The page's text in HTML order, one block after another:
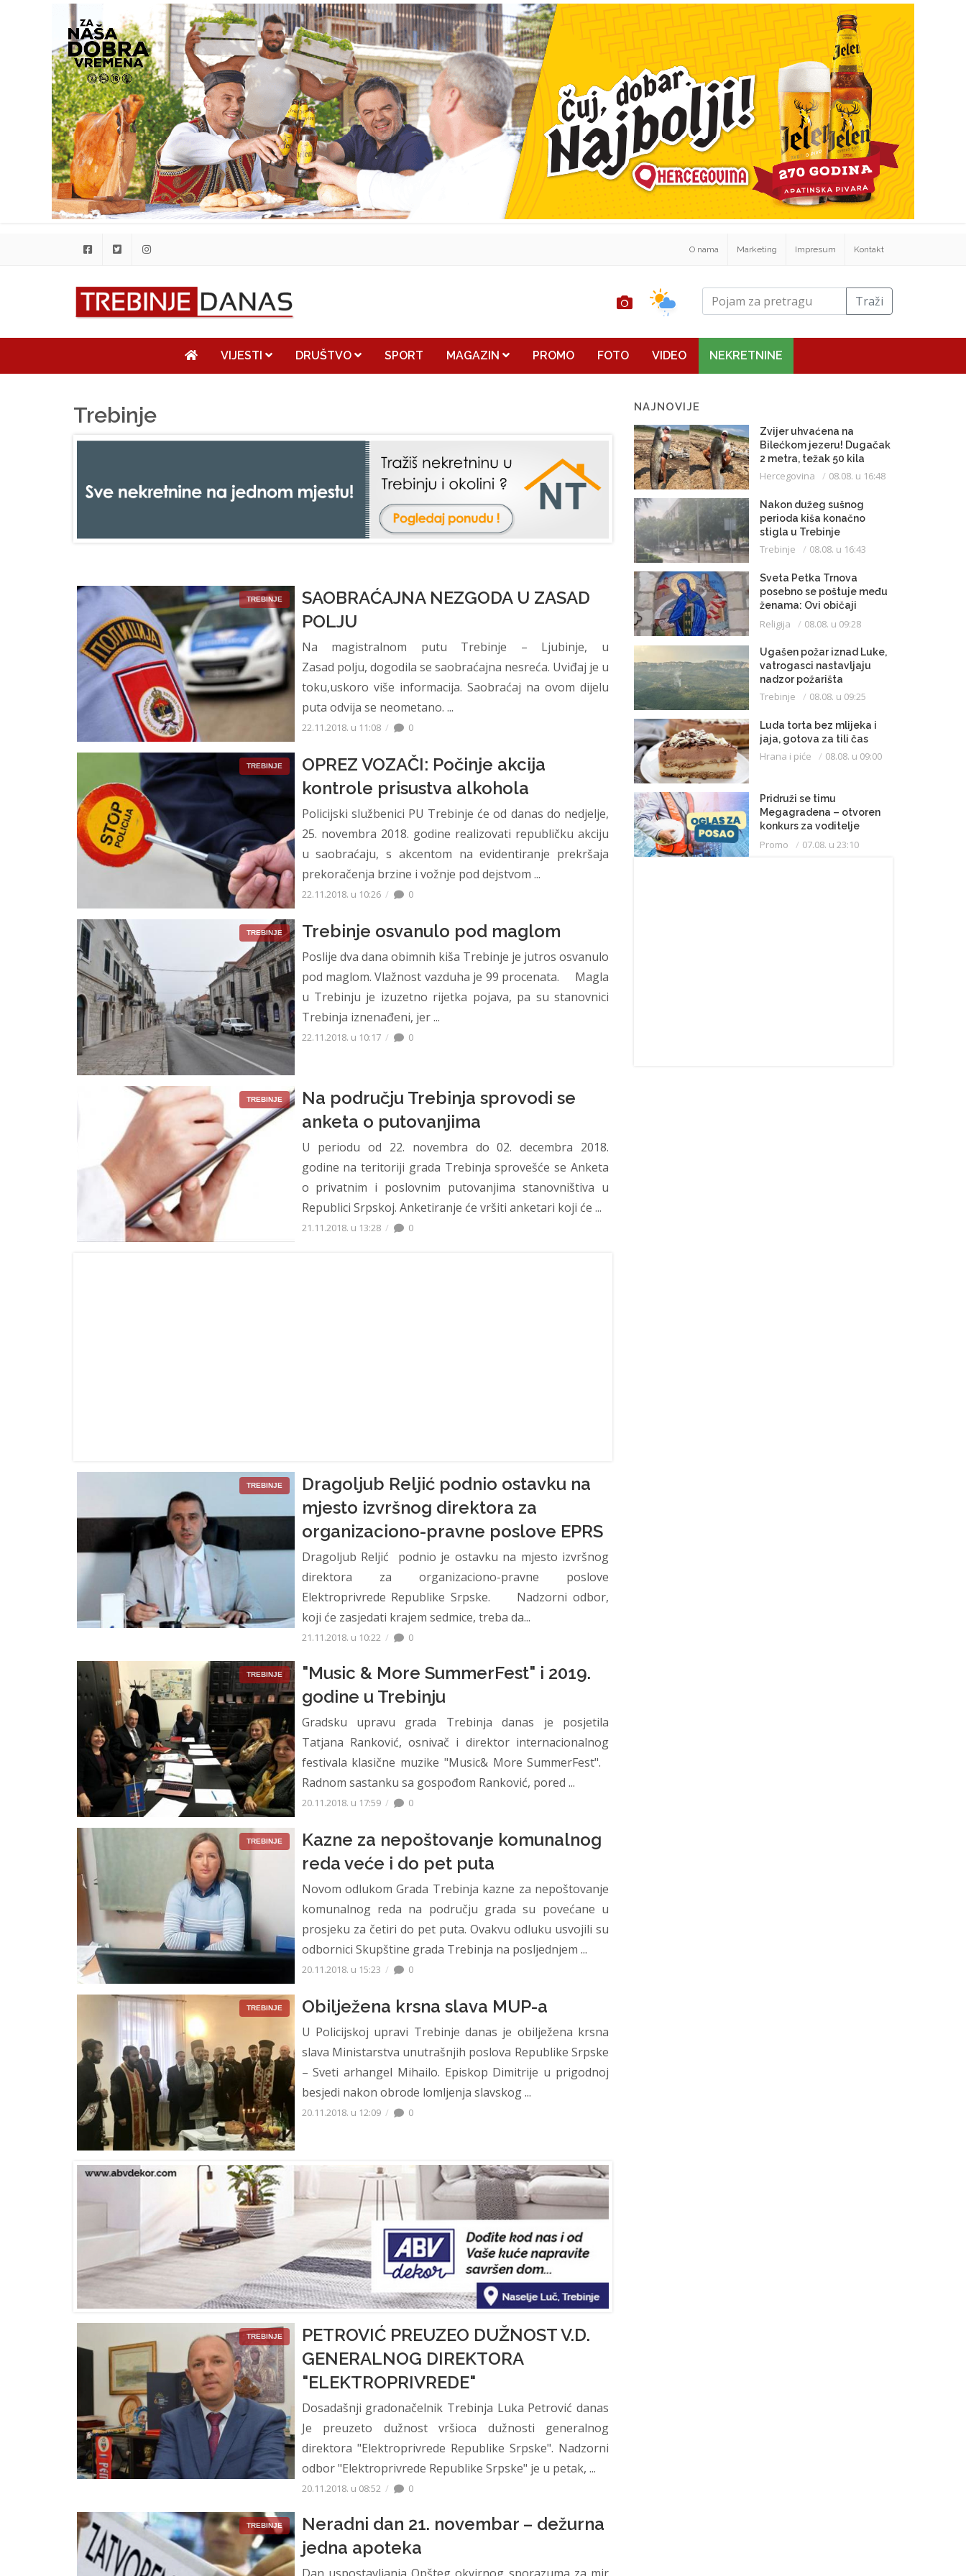
O nama Marketing Impresum Kontakt
Traži
VIJESTI DRUŠTVO SPORT MAGAZIN PROMO FOTO VIDEO NEKRETNINE
Trebinje
TREBINJE
SAOBRAĆAJNA NEZGODA U ZASAD
POLJU
Na magistralnom putu Trebinje – Ljubinje, u
Zasad polju, dogodila se saobraćajna nesreća. Uviđaj je u
toku,uskoro više informacija. Saobraćaj na ovom dijelu
puta odvija se neometano. ...
22.11.2018. u 11:08 0
TREBINJE
OPREZ VOZAČI: Počinje akcija
kontrole prisustva alkohola
Policijski službenici PU Trebinje će od danas do nedjelje,
25. novembra 2018. godine realizovati republičku akciju
u saobraćaju, s akcentom na evidentiranje prekršaja
prekoračenja brzine i vožnje pod dejstvom ...
22.11.2018. u 10:26 0
TREBINJE Trebinje osvanulo pod maglom
Poslije dva dana obimnih kiša Trebinje je jutros osvanulo
pod maglom. Vlažnost vazduha je 99 procenata. Magla
u Trebinju je izuzetno rijetka pojava, pa su stanovnici
Trebinja iznenađeni, jer ...
22.11.2018. u 10:17 0
TREBINJE
Na području Trebinja sprovodi se
anketa o putovanjima
U periodu od 22. novembra do 02. decembra 2018.
godine na teritoriji grada Trebinja sprovešće se Anketa
o privatnim i poslovnim putovanjima stanovništiva u
Republici Srpskoj. Anketiranje će vršiti anketari koji će ...
21.11.2018. u 13:28 0
TREBINJE
Dragoljub Reljić podnio ostavku na
mjesto izvršnog direktora za
organizaciono-pravne poslove EPRS
Dragoljub Reljić podnio je ostavku na mjesto izvršnog
direktora za organizaciono-pravne poslove
Elektroprivrede Republike Srpske. Nadzorni odbor,
koji će zasjedati krajem sedmice, treba da...
21.11.2018. u 10:22 0
TREBINJE
"Music & More SummerFest" i 2019.
godine u Trebinju
Gradsku upravu grada Trebinja danas je posjetila
Tatjana Ranković, osnivač i direktor internacionalnog
festivala klasične muzike "Music& More SummerFest".
Radnom sastanku sa gospođom Ranković, pored ...
20.11.2018. u 17:59 0
TREBINJE
Kazne za nepoštovanje komunalnog
reda veće i do pet puta
Novom odlukom Grada Trebinja kazne za nepoštovanje
komunalnog reda na području grada su povećane u
prosjeku za četiri do pet puta. Ovakvu odluku usvojili su
odbornici Skupštine grada Trebinja na posljednjem ...
20.11.2018. u 15:23 0
TREBINJE Obilježena krsna slava MUP-a
U Policijskoj upravi Trebinje danas je obilježena krsna
slava Ministarstva unutrašnjih poslova Republike Srpske
– Sveti arhangel Mihailo. Episkop Dimitrije u prigodnoj
besjedi nakon obrode lomljenja slavskog ...
20.11.2018. u 12:09 0
TREBINJE
PETROVIĆ PREUZEO DUŽNOST V.D.
GENERALNOG DIREKTORA
"ELEKTROPRIVREDE"
Dosadašnji gradonačelnik Trebinja Luka Petrović danas
Je preuzeto dužnost vršioca dužnosti generalnog
direktora "Elektroprivrede Republike Srpske". Nadzorni
odbor "Elektroprivrede Republike Srpske" je u petak, ...
20.11.2018. u 08:52 0
TREBINJE
Neradni dan 21. novembar – dežurna
jedna apoteka
NAJNOVIJE
Zvijer uhvaćena na
Bilećkom jezeru! Dugačak
2 metra, težak 50 kila
Hercegovina 08.08. u 16:48
Nakon dužeg sušnog
perioda kiša konačno
stigla u Trebinje
Trebinje 08.08. u 16:43
Sveta Petka Trnova
posebno se poštuje među
ženama: Ovi običaji
vijekovima se čuvaju
Religija 08.08. u 09:28
Ugašen požar iznad Luke,
vatrogasci nastavljaju
nadzor požarišta
Trebinje 08.08. u 09:25
Luda torta bez mlijeka i
jaja, gotova za tili čas
Hrana i piće 08.08. u 09:00
Pridruži se timu
Megagradena – otvoren
konkurs za voditelje
gradilišta
Promo 07.08. u 23:10